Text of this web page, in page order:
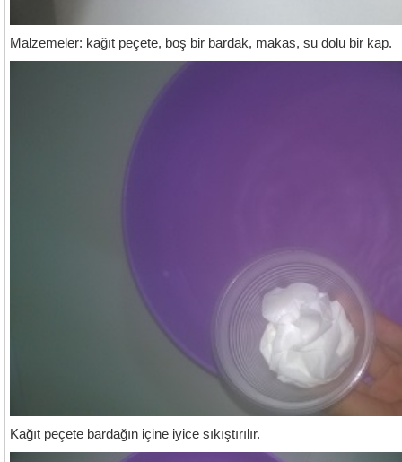
Malzemeler: kağıt peçete, boş bir bardak, makas, su dolu bir kap.
Kağıt peçete bardağın içine iyice sıkıştırılır.